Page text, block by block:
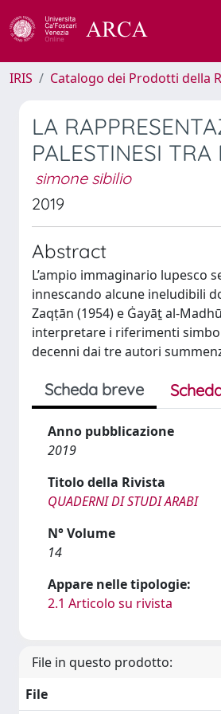
IRIS Catalogo dei Prodotti della
LA
PALESTINESI
simone sibilio
2019
Abstract
L’ampio immaginario lupesco
innescando alcune ineludibili
Zaqṭān (1954) e Ġayāṯ al-
interpretare i riferimenti
decenni dai tre autori
Scheda breve
Anno pubblicazione
2019
Titolo della Rivista
QUADERNI DI STUDI ARABI
N° Volume
14
Appare nelle tipologie:
2.1 Articolo su rivista
File in questo prodotto:
File